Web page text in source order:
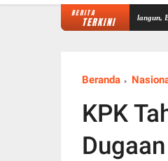
BERITA
TERKINI
Sinergi P4GN di Sarolangun, Brigjen Asep
Beranda
KPK